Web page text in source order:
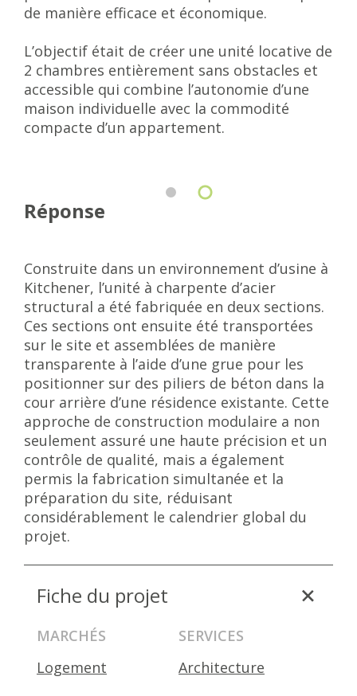
de manière efficace et économique.
L’objectif était de créer une unité locative de
2 chambres entièrement sans obstacles et
accessible qui combine l’autonomie d’une
maison individuelle avec la commodité
compacte d’un appartement.
Réponse
Construite dans un environnement d’usine à
Kitchener, l’unité à charpente d’acier
structural a été fabriquée en deux sections.
Ces sections ont ensuite été transportées
sur le site et assemblées de manière
transparente à l’aide d’une grue pour les
positionner sur des piliers de béton dans la
cour arrière d’une résidence existante. Cette
approche de construction modulaire a non
seulement assuré une haute précision et un
contrôle de qualité, mais a également
permis la fabrication simultanée et la
préparation du site, réduisant
considérablement le calendrier global du
projet.
Fiche du projet
MARCHÉS
Logement
SERVICES
Architecture